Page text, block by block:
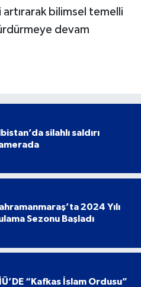
bilimsel temelli
devam
silahlı saldırı
2024 Yılı
Sezonu Başladı
“Kafkas İslam Ordusu”